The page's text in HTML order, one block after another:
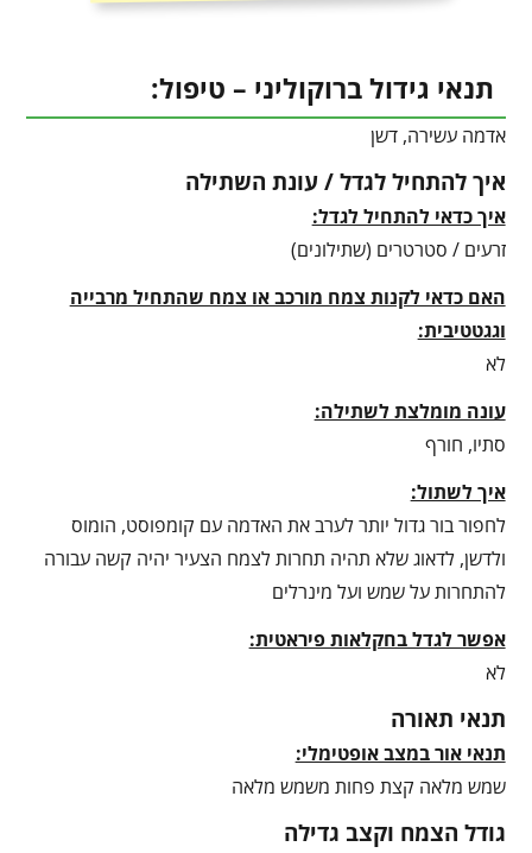
תנאי גידול ברוקוליני – טיפול:
אדמה עשירה, דשן
איך להתחיל לגדל / עונת השתילה
איך כדאי להתחיל לגדל:
זרעים / סטרטרים (שתילונים)
האם כדאי לקנות צמח מורכב או צמח שהתחיל מרבייה
וגגטטיבית:
לא
עונה מומלצת לשתילה:
סתיו, חורף
איך לשתול:
לחפור בור גדול יותר לערב את האדמה עם קומפוסט, הומוס
ולדשן, לדאוג שלא תהיה תחרות לצמח הצעיר יהיה קשה עבורה
להתחרות על שמש ועל מינרלים
אפשר לגדל בחקלאות פיראטית:
לא
תנאי תאורה
תנאי אור במצב אופטימלי:
שמש מלאה קצת פחות משמש מלאה
גודל הצמח וקצב גדילה